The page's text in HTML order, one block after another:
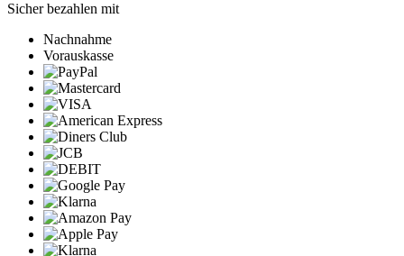
Sicher bezahlen mit
Nachnahme
Vorauskasse